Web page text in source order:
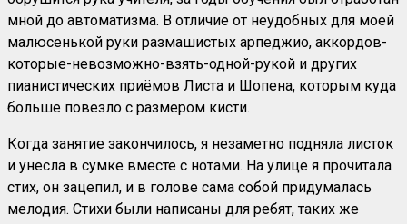
мной до автоматизма. В отличие от неудобных для моей
малюсенькой руки размашистых арпеджио, аккордов-
которые-невозможно-взять-одной-рукой и других
пианистических приёмов Листа и Шопена, которым куда
больше повезло с размером кисти.
Когда занятие закончилось, я незаметно подняла листок
и унесла в сумке вместе с нотами. На улице я прочитала
стих, он зацепил, и в голове сама собой придумалась
мелодия. Стихи были написаны для ребят, таких же